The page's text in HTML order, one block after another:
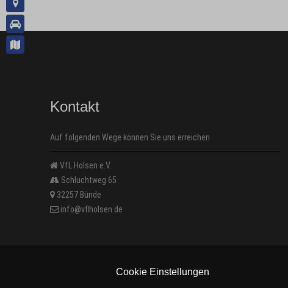
Cookie Einstellungen
Kontakt
Auf folgenden Wege können Sie uns erreichen
VfL Holsen e.V.
Schluchtweg 65
32257 Bünde
info@vflholsen.de